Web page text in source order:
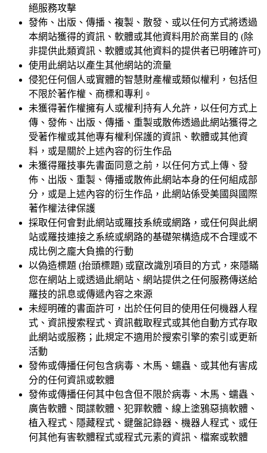
絕服務攻擊
發佈、出版、傳播、複製、散發、或以任何方式將透過
本網站獲得的資訊、軟體或其他資料用於商業目的 (除
非提供此類資訊、軟體或其他資料的提供者已明確許可)
使用此網站以產生其他網站的流量
侵犯任何個人或實體的智慧財產權或類似權利，包括但
不限於著作權、商標和專利。
未獲得著作權擁有人或權利持有人允許，以任何方式上
傳、發佈、出版、傳播、重製或散佈透過此網站獲得之
受著作權或其他專有權利保護的資訊、軟體或其他資
料，或是關於上述內容的衍生作品
未獲得羅技事先書面同意之前，以任何方式上傳、發
佈、出版、重製、傳播或散佈此網站本身的任何組成部
分，或是上述內容的衍生作品，此網站係受美國與國際
著作權法律保護
採取任何會對此網站或羅技系統或網路，或任何與此網
站或羅技連接之系統或網路的基礎架構造成不合理或不
成比例之龐大負擔的行動
以偽造標題 (抬頭標題) 或竄改識別項目的方式，來隱瞞
您在網站上或透過此網站、網站提供之任何服務傳送給
羅技的訊息或傳遞內容之來源
未經明確的書面許可，出於任何目的使用任何機器人程
式、資訊搜索程式、資訊截取程式或其他自動方式存取
此網站或服務；此規定不適用於搜索引擎的索引或更新
活動
發佈或傳播任何包含病毒、木馬、蠕蟲、或其他有害成
分的任何資訊或軟體
發佈或傳播任何其中包含但不限於病毒、木馬、蠕蟲、
廣告軟體、間諜軟體、犯罪軟體、線上塗鴉惡搞軟體、
植入程式、隱藏程式、鍵盤記錄器、機器人程式、或任
何其他有害軟體程式或程式元素的資訊、檔案或軟體